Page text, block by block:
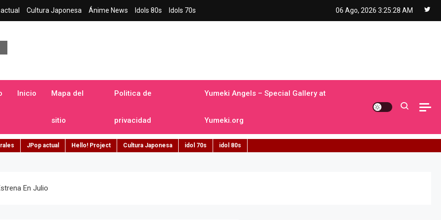
Cultura Japonesa Ánime News Idols 80s Idols 70s 06 Ago, 2026 3:25:29 AM
Inicio Mapa del
sitio
Politica de
privacidad
Yumeki Angels – Special Gallery at
Yumeki.org
JPop actual Hello! Project Cultura Japonesa idol 70s idol 80s
En Julio